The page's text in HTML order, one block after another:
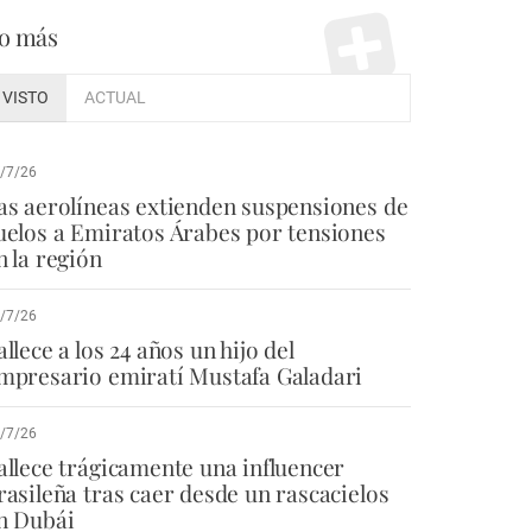
más
VISTO ACTUAL
7/26
aerolíneas extienden suspensiones de
a Emiratos Árabes por tensiones
la región
7/26
a los 24 años un hijo del
emiratí Mustafa Galadari
7/26
trágicamente una influencer
tras caer desde un rascacielos
Dubái